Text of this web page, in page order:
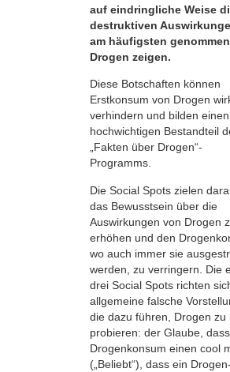
auf eindringliche Weise
destruktiven
am häufigsten
Drogen zeigen.
Diese Botschaften können
Erstkonsum von Drogen
verhindern und bilden einen
hochwichtigen Bestandteil
„Fakten über Drogen“-
Programms.
Die Social Spots zielen
das Bewusstsein über die
Auswirkungen von Drogen
erhöhen und den
wo auch immer sie
werden, zu verringern. Die
drei Social Spots richten
allgemeine falsche
die dazu führen, Drogen zu
probieren: der Glaube, dass
Drogenkonsum einen cool
(„Beliebt“), dass ein